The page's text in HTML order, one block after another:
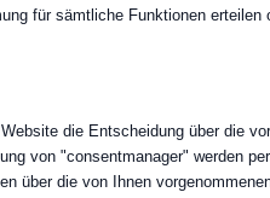
für sämtliche Funktionen
die Entscheidung über die
von "consentmanager" werden
über die von Ihnen